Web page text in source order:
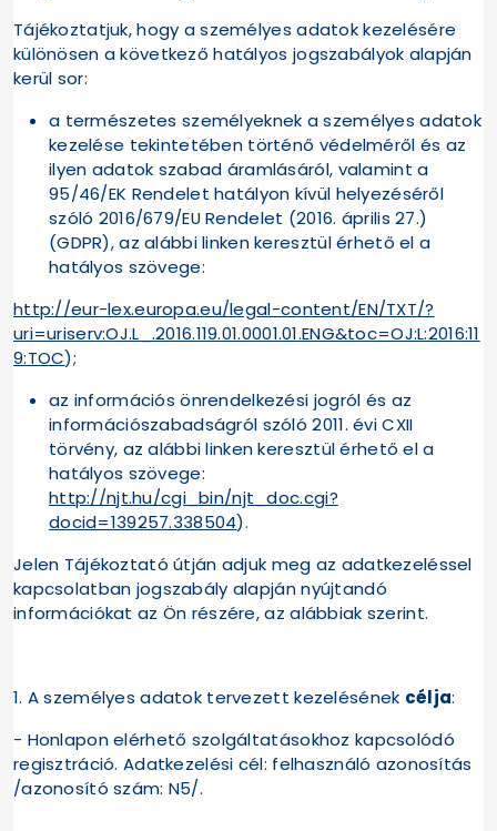
Tájékoztatjuk, hogy a személyes adatok kezelésére
különösen a következő hatályos jogszabályok alapján
kerül sor:
a természetes személyeknek a személyes adatok
kezelése tekintetében történő védelméről és az
ilyen adatok szabad áramlásáról, valamint a
95/46/EK Rendelet hatályon kívül helyezéséről
szóló 2016/679/EU Rendelet (2016. április 27.)
(GDPR), az alábbi linken keresztül érhető el a
hatályos szövege:
http://eur-lex.europa.eu/legal-content/EN/TXT/?
uri=uriserv:OJ.L_.2016.119.01.0001.01.ENG&toc=OJ:L:2016:11
9:TOC);
az információs önrendelkezési jogról és az
információszabadságról szóló 2011. évi CXII
törvény, az alábbi linken keresztül érhető el a
hatályos szövege:
http://njt.hu/cgi_bin/njt_doc.cgi?
docid=139257.338504).
Jelen Tájékoztató útján adjuk meg az adatkezeléssel
kapcsolatban jogszabály alapján nyújtandó
információkat az Ön részére, az alábbiak szerint.
1. A személyes adatok tervezett kezelésének célja:
- Honlapon elérhető szolgáltatásokhoz kapcsolódó
regisztráció. Adatkezelési cél: felhasználó azonosítás
/azonosító szám: N5/.